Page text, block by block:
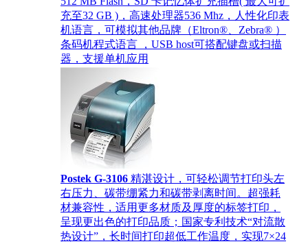
充至32 GB )，高速处理器536 Mhz，人性化印表
机语言，可模拟其他品牌（Eltron®、Zebra® ）
条码机程式语言 ，USB host可搭配键盘或扫描
器，支援单机应用
Postek G-3106 精湛设计，可轻松调节打印头左
右压力、碳带绷紧力和碳带剥离时间。超强耗
材兼容性，适用更多材质及厚度的标签打印，
呈现更出色的打印品质；国家专利技术“对流散
热设计”，长时间打印超低工作温度，实现7×24